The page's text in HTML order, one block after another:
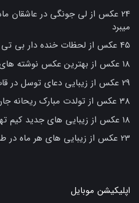
24 عکس از لی جونگی در عاشقان
میبرد
45 عکس از لحظات خنده دار بی تی اس با جملات دلنشین
18 عکس از بهترین عکس نوشته های تبریک تولد به خواهرم
29 عکس از زیبایی دعای توسل در قاب تصویر
38 عکس از تولدت مبارک ریحانه جان به یادماندنی
18 عکس از زیبایی های جدید کیم تهیونگ برای طرفدارانش
23 عکس از زیبایی های هر ماه در طبیعت
اپلیکیشن موبایل